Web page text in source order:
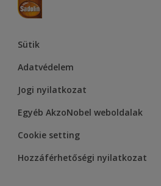
Supralux
Sütik
Adatvédelem
Jogi nyilatkozat
Egyéb AkzoNobel weboldalak
Cookie setting
Hozzáférhetőségi nyilatkozat